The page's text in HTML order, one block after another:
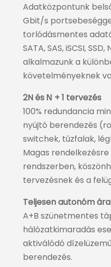
Adatközpontunk
Gbit/s
torlódásmentes
SATA, SAS, iSCSI,
alkalmazunk a
követelményeknek
2N és Ν + 1 tervezés
100% redundancia
nyújtó berendezés
switchek, tűzfalak,
Magas rendelkezésre
rendszerben,
tervezésnek és a
Teljesen autonóm
A+B szünetmentes
hálózatkimaradás
aktiválódó
berendezés.